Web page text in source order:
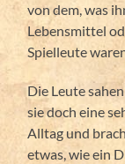
von dem, was
Lebensmittel
Spielleute
Die Leute
sie doch eine
Alltag und
etwas, wie ein